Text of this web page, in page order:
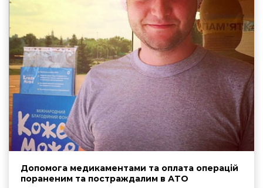
Допомога медикаментами та оплата операцій
пораненим та постраждалим в АТО